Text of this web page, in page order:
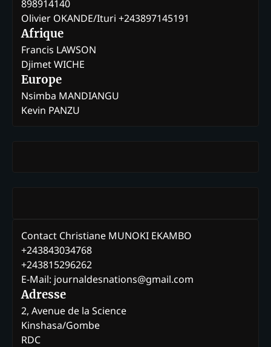
898914140
Olivier OKANDE/Ituri +243897145191
Afrique
Francis LAWSON
Djimet WICHE
Europe
Nsimba MANDIANGU
Kevin PANZU
Contact Christiane MUNOKI EKAMBO
+243843034768
+243815296262
E-Mail: journaldesnations@gmail.com
Adresse
2, Avenue de la Science
Kinshasa/Gombe
RDC